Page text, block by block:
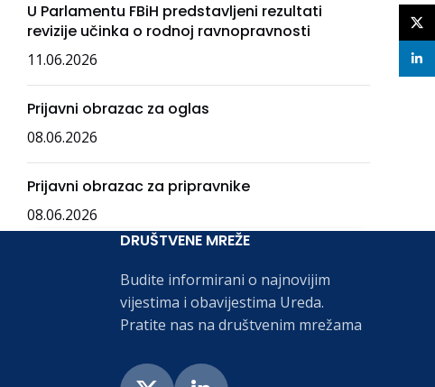
U Parlamentu FBiH predstavljeni rezultati
revizije učinka o rodnoj ravnopravnosti
11.06.2026
Prijavni obrazac za oglas
08.06.2026
Prijavni obrazac za pripravnike
08.06.2026
DRUŠTVENE MREŽE
Budite informirani o najnovijim
vijestima i obavijestima Ureda.
Pratite nas na društvenim mrežama